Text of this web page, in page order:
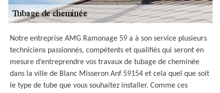
Notre entreprise AMG Ramonage 59 a à son service plusieurs
techniciens passionnés, compétents et qualifiés qui seront en
mesure d’entreprendre vos travaux de tubage de cheminée
dans la ville de Blanc Misseron Anf 59154 et cela quel que soit
le type de tube que vous souhaitez installer. Comme ces